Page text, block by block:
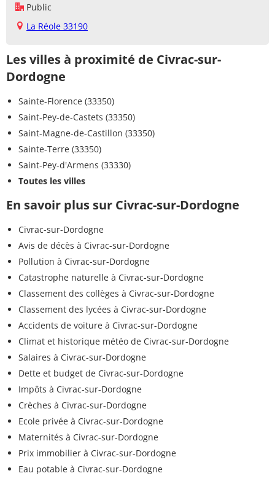
Public
La Réole 33190
Les villes à proximité de Civrac-sur-
Dordogne
Sainte-Florence (33350)
Saint-Pey-de-Castets (33350)
Saint-Magne-de-Castillon (33350)
Sainte-Terre (33350)
Saint-Pey-d'Armens (33330)
Toutes les villes
En savoir plus sur Civrac-sur-Dordogne
Civrac-sur-Dordogne
Avis de décès à Civrac-sur-Dordogne
Pollution à Civrac-sur-Dordogne
Catastrophe naturelle à Civrac-sur-Dordogne
Classement des collèges à Civrac-sur-Dordogne
Classement des lycées à Civrac-sur-Dordogne
Accidents de voiture à Civrac-sur-Dordogne
Climat et historique météo de Civrac-sur-Dordogne
Salaires à Civrac-sur-Dordogne
Dette et budget de Civrac-sur-Dordogne
Impôts à Civrac-sur-Dordogne
Crèches à Civrac-sur-Dordogne
Ecole privée à Civrac-sur-Dordogne
Maternités à Civrac-sur-Dordogne
Prix immobilier à Civrac-sur-Dordogne
Eau potable à Civrac-sur-Dordogne